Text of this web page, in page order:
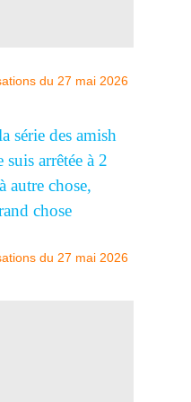
série des amish
suis arrêtée à 2
autre chose,
chose